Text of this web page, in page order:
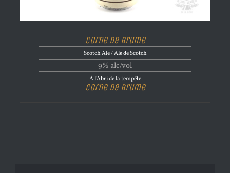
Corne de brume
Scotch Ale / Ale de Scotch
9% alc/vol
À l'Abri de la tempête
Corne de brume